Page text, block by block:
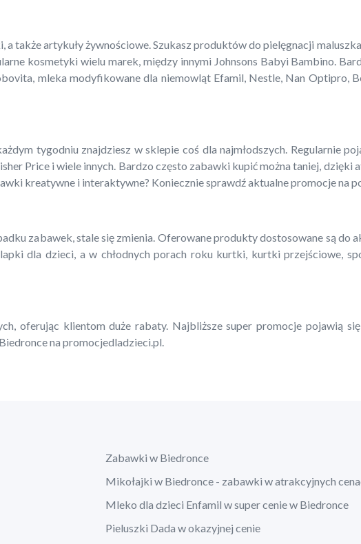
także artykuły żywnościowe. Szukasz produktów do pielęgnacji
kosmetyki wielu marek, między innymi Johnsons Babyi Bambino.
mleka modyfikowane dla niemowląt Efamil, Nestle, Nan Optipro,
tygodniu znajdziesz w sklepie coś dla najmłodszych. Regularnie
Price i wiele innych. Bardzo często zabawki kupić można taniej, dzięki
kreatywne i interaktywne? Koniecznie sprawdź aktualne promocje na
zabawek, stale się zmienia. Oferowane produkty dostosowane są do
dla dzieci, a w chłodnych porach roku kurtki, kurtki przejściowe,
oferując klientom duże rabaty. Najbliższe super promocje pojawią
na promocjedladzieci.pl.
Zabawki w Biedronce
Mikołajki w Biedronce - zabawki w atrakcyjnych
Mleko dla dzieci Enfamil w super cenie w Biedronce
Pieluszki Dada w okazyjnej cenie